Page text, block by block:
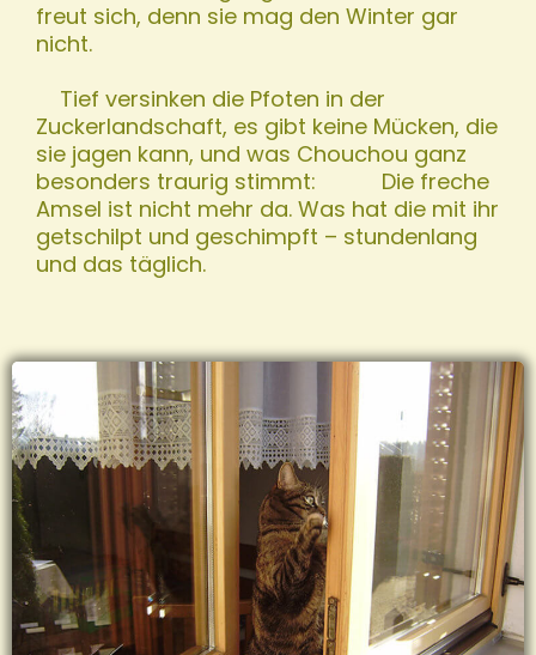
freut sich, denn sie mag den Winter gar
nicht.
Tief versinken die Pfoten in der
Zuckerlandschaft, es gibt keine Mücken, die
sie jagen kann, und was Chouchou ganz
besonders traurig stimmt: Die freche
Amsel ist nicht mehr da. Was hat die mit ihr
getschilpt und geschimpft – stundenlang
und das täglich.